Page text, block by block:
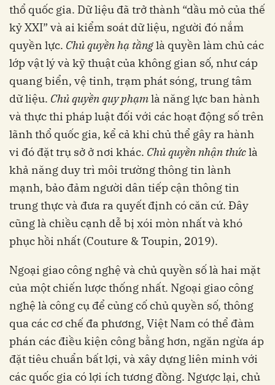
thổ quốc gia. Dữ liệu đã trở thành “dầu mỏ của thế
kỷ XXI” và ai kiểm soát dữ liệu, người đó nắm
quyền lực. Chủ quyền hạ tầnglà quyền làm chủ các
lớp vật lý và kỹ thuật của không gian số, như cáp
quang biển, vệ tinh, trạm phát sóng, trung tâm
dữ liệu. Chủ quyền quy phạmlà năng lực ban hành
và thực thi pháp luật đối với các hoạt động số trên
lãnh thổ quốc gia, kể cả khi chủ thể gây ra hành
vi đó đặt trụ sở ở nơi khác. Chủ quyền nhận thứclà
khả năng duy trì môi trường thông tin lành
mạnh, bảo đảm người dân tiếp cận thông tin
trung thực và đưa ra quyết định có căn cứ. Đây
cũng là chiều cạnh dễ bị xói mòn nhất và khó
phục hồi nhất (Couture & Toupin, 2019).
Ngoại giao công nghệ và chủ quyền số là hai mặt
của một chiến lược thống nhất. Ngoại giao công
nghệ là công cụ để củng cố chủ quyền số, thông
qua các cơ chế đa phương, Việt Nam có thể đàm
phán các điều kiện công bằng hơn, ngăn ngừa áp
đặt tiêu chuẩn bất lợi, và xây dựng liên minh với
các quốc gia có lợi ích tương đồng. Ngược lại, chủ